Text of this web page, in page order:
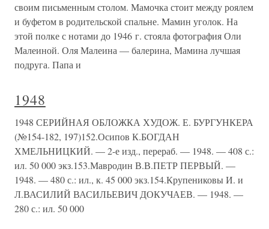
своим письменным столом. Мамочка стоит между роялем
и буфетом в родительской спальне. Мамин уголок. На
этой полке с нотами до 1946 г. стояла фотография Оли
Малеиной. Оля Малеина — балерина, Мамина лучшая
подруга. Папа и
1948
1948 СЕРИЙНАЯ ОБЛОЖКА ХУДОЖ. Е. БУРГУНКЕРА
(№154-182, 197)152.Осипов К.БОГДАН
ХМЕЛЬНИЦКИЙ. — 2-е изд., перераб. — 1948. — 408 с.:
ил. 50 000 экз.153.Мавродин В.В.ПЕТР ПЕРВЫЙ. —
1948. — 480 с.: ил., к. 45 000 экз.154.Крупениковы И. и
Л.ВАСИЛИЙ ВАСИЛЬЕВИЧ ДОКУЧАЕВ. — 1948. —
280 с.: ил. 50 000